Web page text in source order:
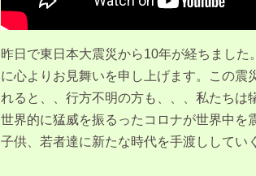
昨日で東日本大震災から10年が経ちまし
に心よりお見舞いを申し上げます。この
れると、、行方不明の方も、、、私たち
世界的に猛威を振るったコロナが世界中を
子供、若者達に新たな時代を手渡ししてい